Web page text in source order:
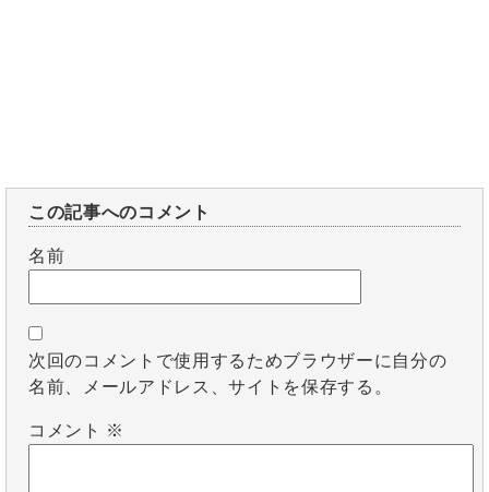
この記事へのコメント
名前
次回のコメントで使用するためブラウザーに自分の
名前、メールアドレス、サイトを保存する。
コメント ※